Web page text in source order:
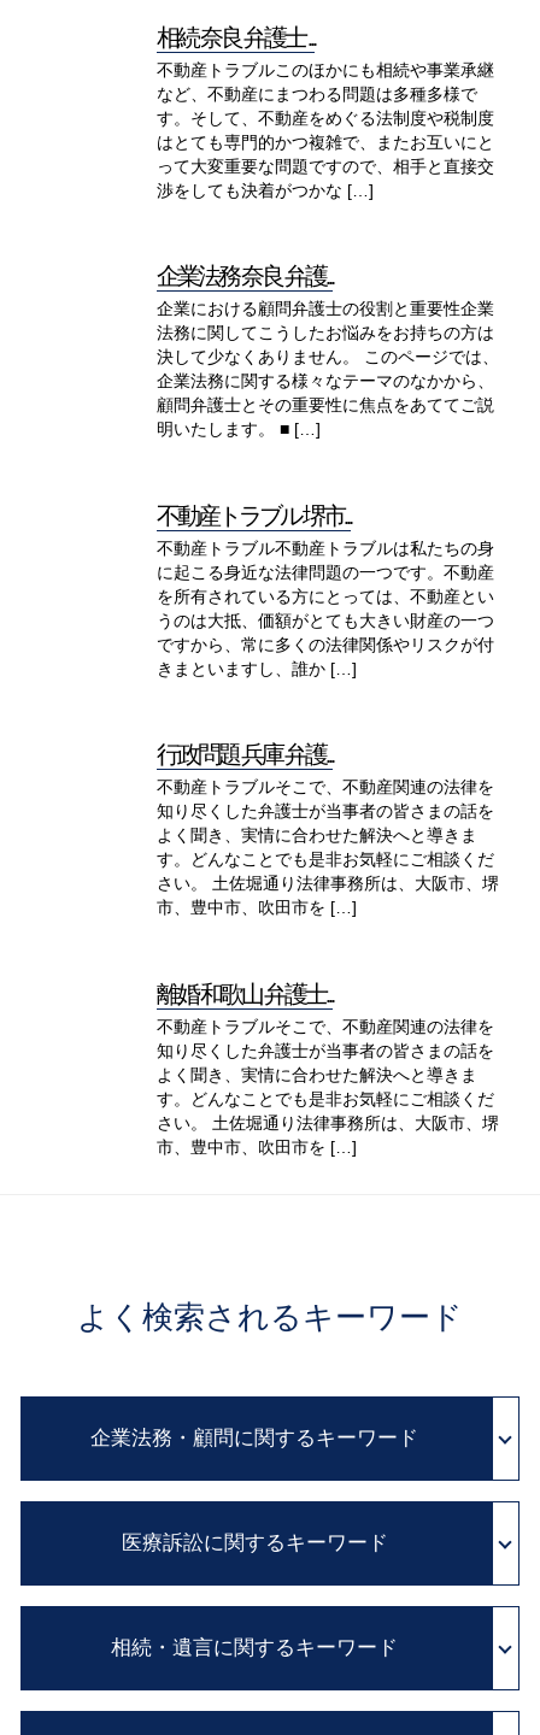
相続 奈良 弁護士 ...
不動産トラブルこのほかにも相続や事業承継
など、不動産にまつわる問題は多種多様で
す。そして、不動産をめぐる法制度や税制度
はとても専門的かつ複雑で、またお互いにと
って大変重要な問題ですので、相手と直接交
渉をしても決着がつかな […]
企業法務 奈良 弁護...
企業における顧問弁護士の役割と重要性企業
法務に関してこうしたお悩みをお持ちの方は
決して少なくありません。 このページでは、
企業法務に関する様々なテーマのなかから、
顧問弁護士とその重要性に焦点をあててご説
明いたします。 ■ […]
不動産トラブル 堺市...
不動産トラブル不動産トラブルは私たちの身
に起こる身近な法律問題の一つです。不動産
を所有されている方にとっては、不動産とい
うのは大抵、価額がとても大きい財産の一つ
ですから、常に多くの法律関係やリスクが付
きまといますし、誰か […]
行政問題 兵庫 弁護...
不動産トラブルそこで、不動産関連の法律を
知り尽くした弁護士が当事者の皆さまの話を
よく聞き、実情に合わせた解決へと導きま
す。どんなことでも是非お気軽にご相談くだ
さい。 土佐堀通り法律事務所は、大阪市、堺
市、豊中市、吹田市を […]
離婚 和歌山 弁護士...
不動産トラブルそこで、不動産関連の法律を
知り尽くした弁護士が当事者の皆さまの話を
よく聞き、実情に合わせた解決へと導きま
す。どんなことでも是非お気軽にご相談くだ
さい。 土佐堀通り法律事務所は、大阪市、堺
市、豊中市、吹田市を […]
よく検索されるキーワード
企業法務・顧問に関するキーワード
会社 内部告発
企業 コンプライアンス
パワハラ 法 改正
顧問弁護士 費用
医療訴訟に関するキーワード
証拠保全 カメラマン
医療 訴訟
相続・遺言に関するキーワード